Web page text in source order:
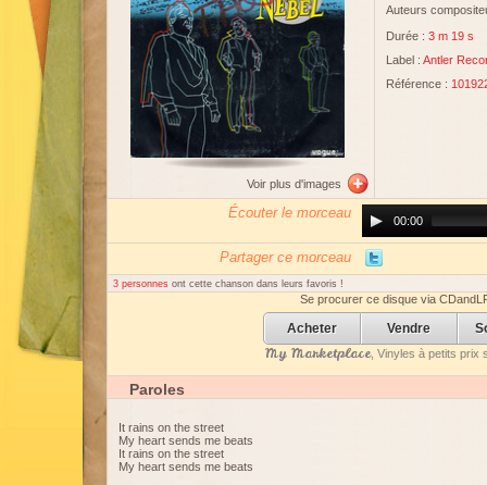
Voir plus d'images
Auteurs
Durée : 3 m 19 s
Label : Antler
Référence :
Écouter le morceau
Player00:00
Partager ce morceau
3 personnes ont cette chanson dans leurs favoris !
Se procurer ce disque via
Acheter Vendre
My Marketplace, Vinyles à petits prix
Paroles
It rains on the street
My heart sends me beats
It rains on the street
My heart sends me beats